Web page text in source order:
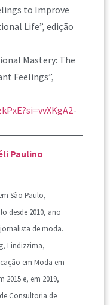
to Improve
Life”, edição
Mastery: The
Feelings”,
Paulino
São Paulo,
desde 2010, ano
de moda.
Lindizzima,
em Moda em
2015 e, em 2019,
Consultoria de